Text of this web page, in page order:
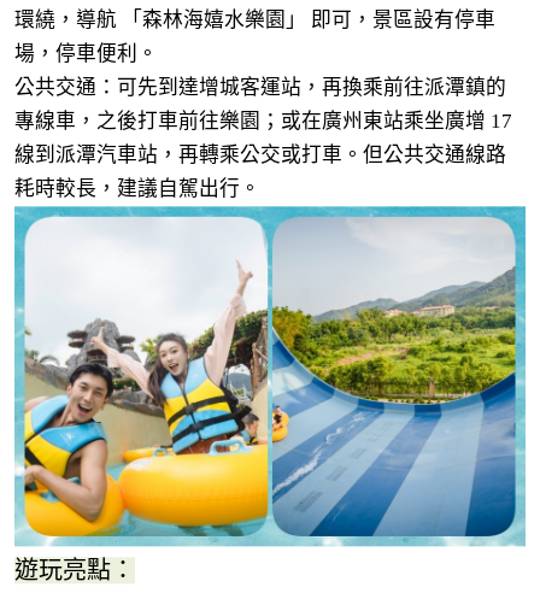
環繞，導航 「森林海嬉水樂園」 即可，景區設有停車
場，停車便利。
公共交通：可先到達增城客運站，再換乘前往派潭鎮的
專線車，之後打車前往樂園；或在廣州東站乘坐廣增 17
線到派潭汽車站，再轉乘公交或打車。但公共交通線路
耗時較長，建議自駕出行。
遊玩亮點：